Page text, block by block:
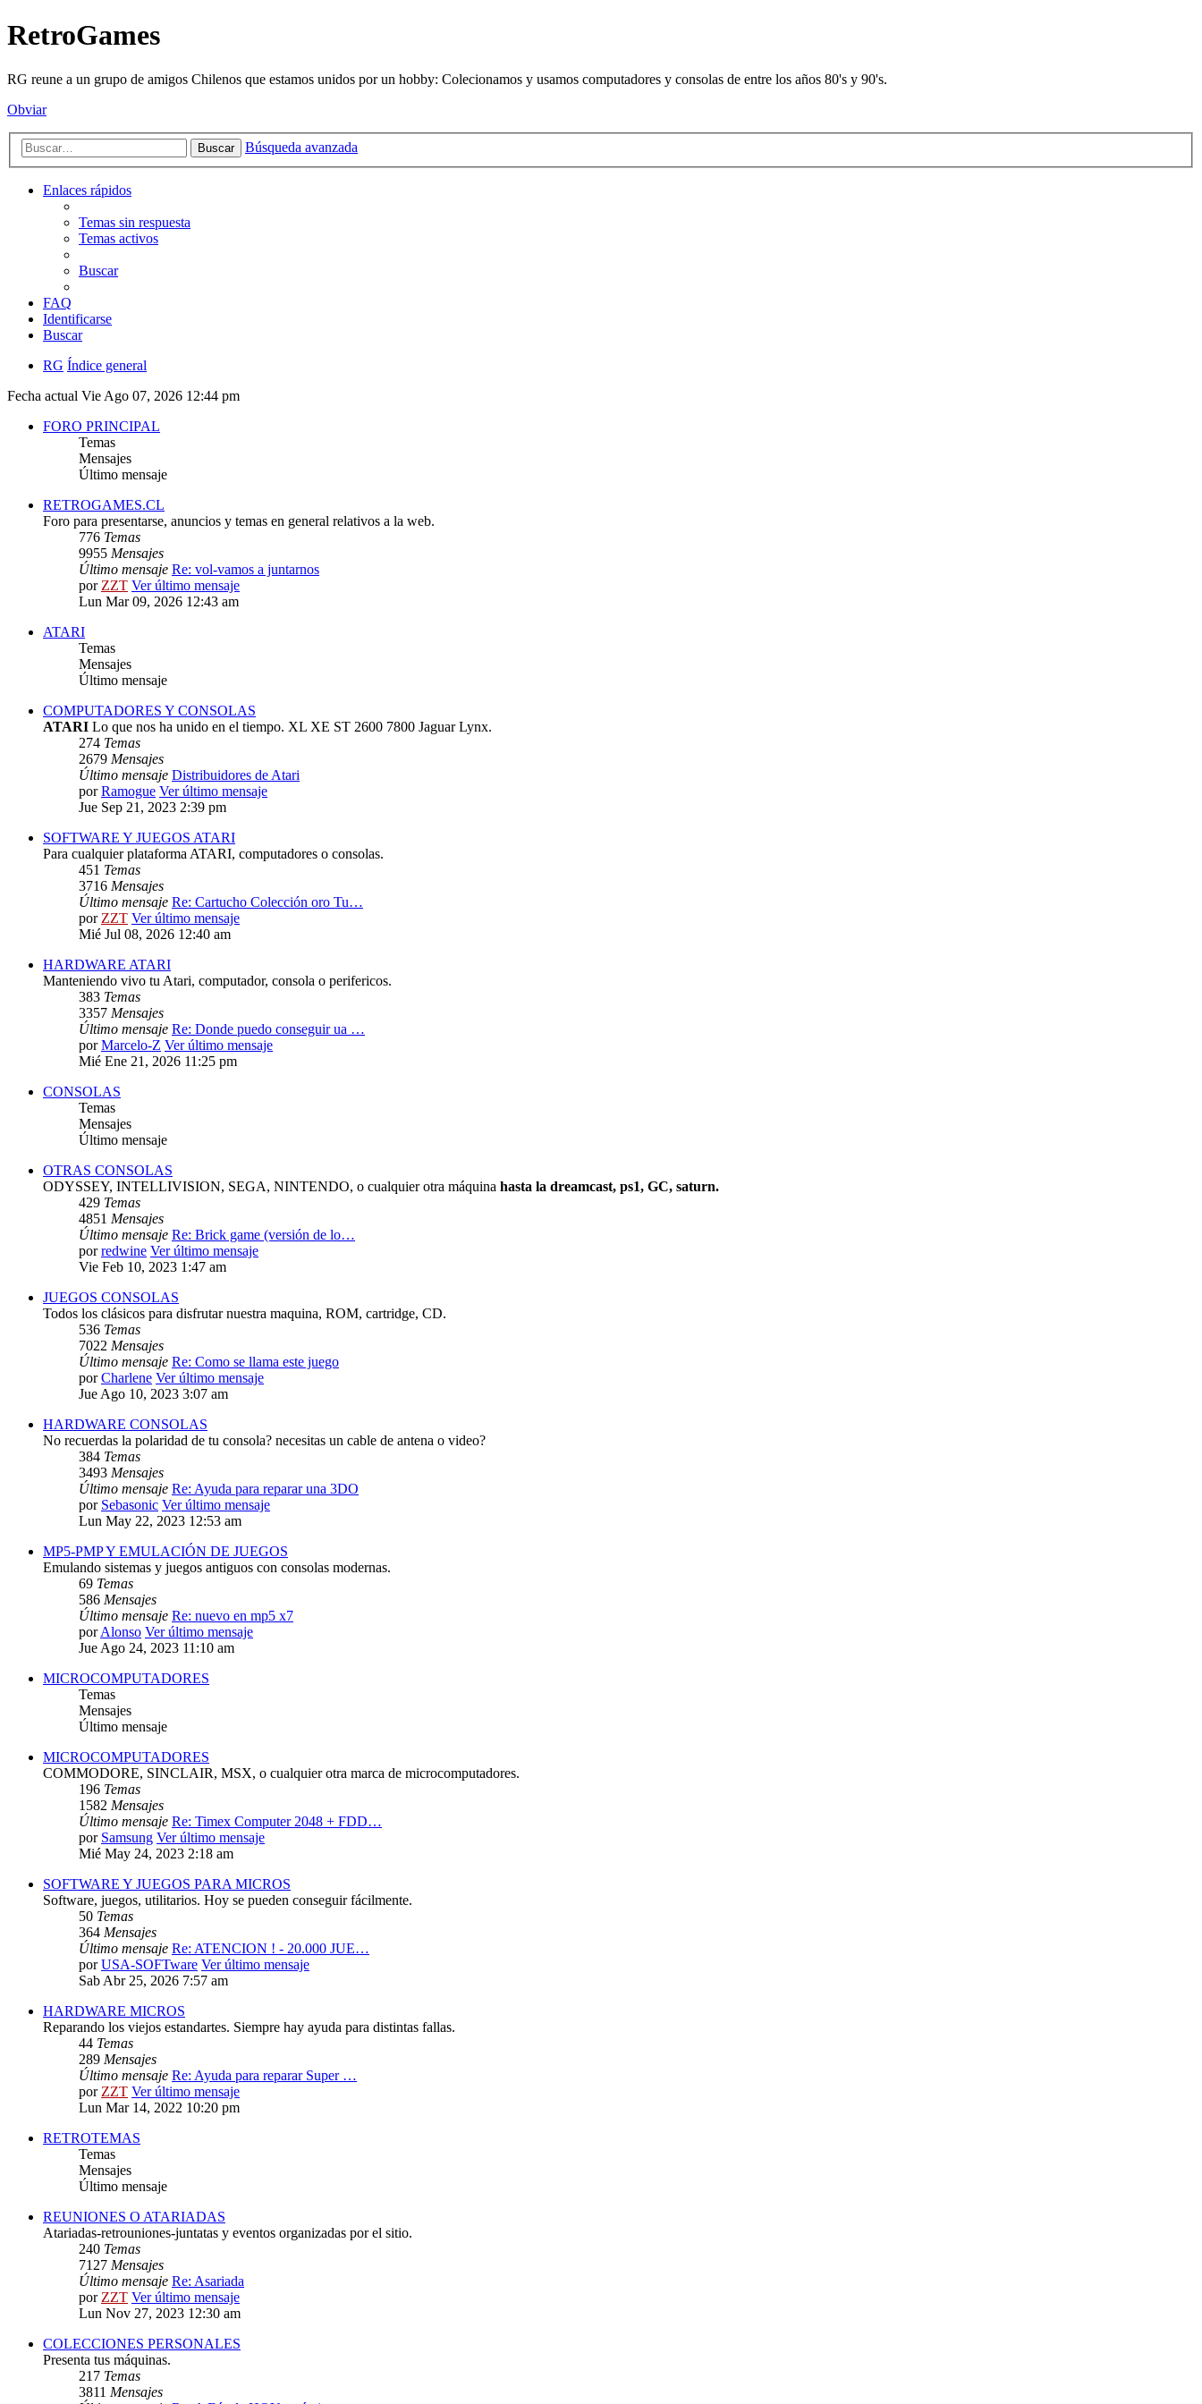
RetroGames
RG reune a un grupo de amigos Chilenos que estamos unidos por un hobby: Colecionamos y usamos computadores y consolas de entre los años 80's y 90's.
Obviar
Buscar Búsqueda avanzada
Enlaces rápidos
Temas sin respuesta
Temas activos
Buscar
FAQ
Identificarse
Buscar
RG Índice general
Fecha actual Vie Ago 07, 2026 12:44 pm
FORO PRINCIPAL
Temas
Mensajes
Último mensaje
RETROGAMES.CL
Foro para presentarse, anuncios y temas en general relativos a la web.
776 Temas
9955 Mensajes
Último mensaje Re: vol-vamos a juntarnos
porZZT Ver último mensaje
Lun Mar 09, 2026 12:43 am
ATARI
Temas
Mensajes
Último mensaje
COMPUTADORES Y CONSOLAS
ATARI Lo que nos ha unido en el tiempo. XL XE ST 2600 7800 Jaguar Lynx.
274 Temas
2679 Mensajes
Último mensaje Distribuidores de Atari
porRamogue Ver último mensaje
Jue Sep 21, 2023 2:39 pm
SOFTWARE Y JUEGOS ATARI
Para cualquier plataforma ATARI, computadores o consolas.
451 Temas
3716 Mensajes
Último mensaje Re: Cartucho Colección oro Tu…
porZZT Ver último mensaje
Mié Jul 08, 2026 12:40 am
HARDWARE ATARI
Manteniendo vivo tu Atari, computador, consola o perifericos.
383 Temas
3357 Mensajes
Último mensaje Re: Donde puedo conseguir ua …
porMarcelo-Z Ver último mensaje
Mié Ene 21, 2026 11:25 pm
CONSOLAS
Temas
Mensajes
Último mensaje
OTRAS CONSOLAS
ODYSSEY, INTELLIVISION, SEGA, NINTENDO, o cualquier otra máquina hasta la dreamcast, ps1, GC, saturn.
429 Temas
4851 Mensajes
Último mensaje Re: Brick game (versión de lo…
porredwine Ver último mensaje
Vie Feb 10, 2023 1:47 am
JUEGOS CONSOLAS
Todos los clásicos para disfrutar nuestra maquina, ROM, cartridge, CD.
536 Temas
7022 Mensajes
Último mensaje Re: Como se llama este juego
porCharlene Ver último mensaje
Jue Ago 10, 2023 3:07 am
HARDWARE CONSOLAS
No recuerdas la polaridad de tu consola? necesitas un cable de antena o video?
384 Temas
3493 Mensajes
Último mensaje Re: Ayuda para reparar una 3DO
por Sebasonic Ver último mensaje
Lun May 22, 2023 12:53 am
MP5-PMP Y EMULACIÓN DE JUEGOS
Emulando sistemas y juegos antiguos con consolas modernas.
69 Temas
586 Mensajes
Último mensaje Re: nuevo en mp5 x7
porAlonso Ver último mensaje
Jue Ago 24, 2023 11:10 am
MICROCOMPUTADORES
Temas
Mensajes
Último mensaje
MICROCOMPUTADORES
COMMODORE, SINCLAIR, MSX, o cualquier otra marca de microcomputadores.
196 Temas
1582 Mensajes
Último mensaje Re: Timex Computer 2048 + FDD…
por Samsung Ver último mensaje
Mié May 24, 2023 2:18 am
SOFTWARE Y JUEGOS PARA MICROS
Software, juegos, utilitarios. Hoy se pueden conseguir fácilmente.
50 Temas
364 Mensajes
Último mensaje Re: ATENCION ! - 20.000 JUE…
porUSA-SOFTware Ver último mensaje
Sab Abr 25, 2026 7:57 am
HARDWARE MICROS
Reparando los viejos estandartes. Siempre hay ayuda para distintas fallas.
44 Temas
289 Mensajes
Último mensaje Re: Ayuda para reparar Super …
porZZT Ver último mensaje
Lun Mar 14, 2022 10:20 pm
RETROTEMAS
Temas
Mensajes
Último mensaje
REUNIONES O ATARIADAS
Atariadas-retrouniones-juntatas y eventos organizadas por el sitio.
240 Temas
7127 Mensajes
Último mensaje Re: Asariada
porZZT Ver último mensaje
Lun Nov 27, 2023 12:30 am
COLECCIONES PERSONALES
Presenta tus máquinas.
217 Temas
3811 Mensajes